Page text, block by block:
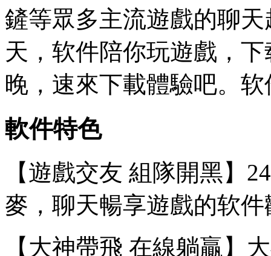
鏟等眾多主流遊戲的聊
天，软件陪你玩遊戲，
晚，速來下載體驗吧。软
軟件特色
【遊戲交友 組隊開黑】
麥，聊天暢享遊戲的软
【大神帶飛 在線躺贏】